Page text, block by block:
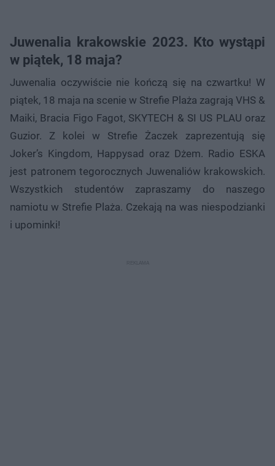
Juwenalia krakowskie 2023. Kto wystąpi
w piątek, 18 maja?
Juwenalia oczywiście nie kończą się na czwartku! W
piątek, 18 maja na scenie w Strefie Plaża zagrają VHS &
Maiki, Bracia Figo Fagot, SKYTECH & SI US PLAU oraz
Guzior. Z kolei w Strefie Żaczek zaprezentują się
Joker’s Kingdom, Happysad oraz Dżem. Radio ESKA
jest patronem tegorocznych Juwenaliów krakowskich.
Wszystkich studentów zapraszamy do naszego
namiotu w Strefie Plaża. Czekają na was niespodzianki
i upominki!